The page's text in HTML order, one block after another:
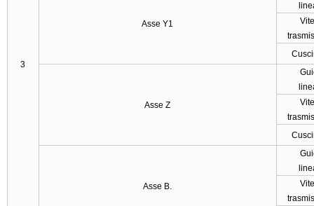
3
Asse Y1
Asse Z
Asse B.